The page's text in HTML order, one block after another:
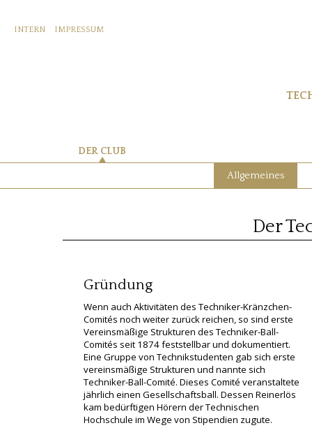
INTERN IMPRESSUM
DER CLUB
Allgemeines
Der
Gründung
Wenn auch Aktivitäten des Techniker-Kränzchen-
Comités noch weiter zurück reichen, so sind erste
Vereinsmäßige Strukturen des Techniker-Ball-
Comités seit 1874 feststellbar und dokumentiert.
Eine Gruppe von Technikstudenten gab sich erste
vereinsmäßige Strukturen und nannte sich
Techniker-Ball-Comité. Dieses Comité veranstaltete
jährlich einen Gesellschaftsball. Dessen Reinerlös
kam bedürftigen Hörern der Technischen
Hochschule im Wege von Stipendien zugute.